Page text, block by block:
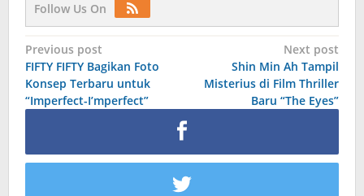
Follow Us On
Post
navigation
Previous post
FIFTY FIFTY Bagikan Foto
Konsep Terbaru untuk
“Imperfect-I’mperfect”
Next post
Shin Min Ah Tampil
Misterius di Film Thriller
Baru “The Eyes”